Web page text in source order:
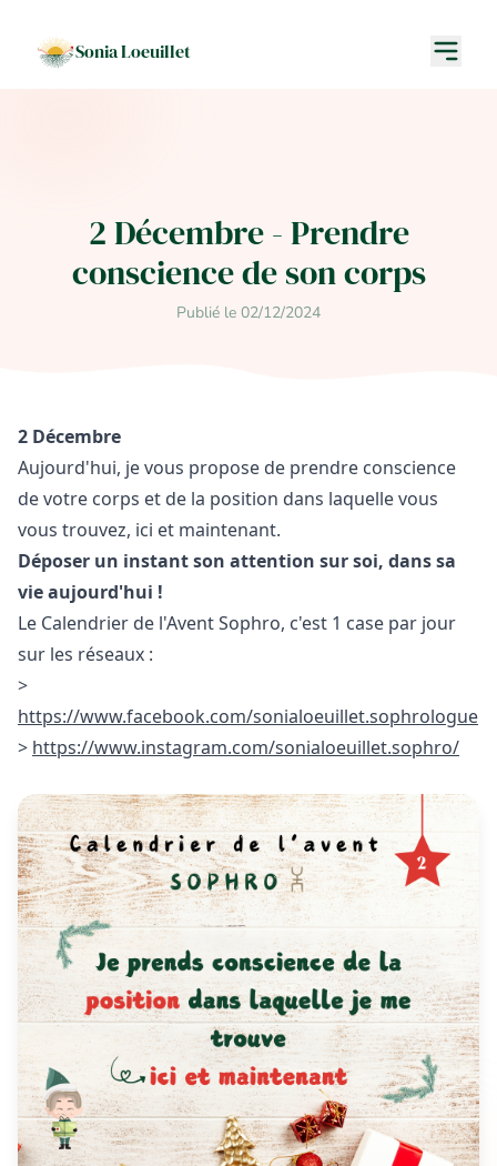
Sonia Loeuillet
2 Décembre - Prendre
conscience de son corps
Publié le 02/12/2024
2 Décembre
Aujourd'hui, je vous propose de prendre conscience
de votre corps et de la position dans laquelle vous
vous trouvez, ici et maintenant.
Déposer un instant son attention sur soi, dans sa
vie aujourd'hui !
Le Calendrier de l'Avent Sophro, c'est 1 case par jour
sur les réseaux :
>
https://www.facebook.com/sonialoeuillet.sophrologue
> https://www.instagram.com/sonialoeuillet.sophro/